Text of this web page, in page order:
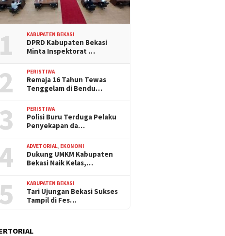
1 KABUPATEN BEKASI
DPRD Kabupaten Bekasi
Minta Inspektorat …
2 PERISTIWA
Remaja 16 Tahun Tewas
Tenggelam di Bendu…
3 PERISTIWA
Polisi Buru Terduga Pelaku
Penyekapan da…
ADVETORIAL EKONOMI
Dukung UMKM Kabupaten
Bekasi Naik Kelas,…
5 KABUPATEN BEKASI
Tari Ujungan Bekasi Sukses
Tampil di Fes…